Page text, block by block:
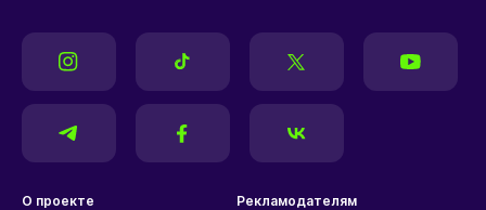
О проекте Рекламодателям